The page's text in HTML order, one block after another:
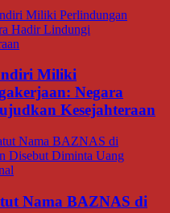
Miliki
Negara
Kesejahteraan
Nama BAZNAS di